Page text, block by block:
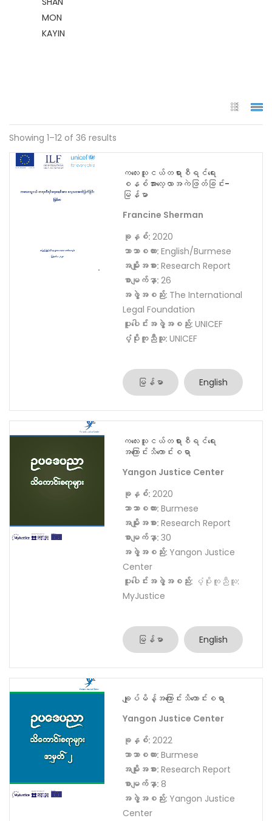
SHAN
MON
ကလေးသူငယ်တရားစီရင်ရေး
စနစ်အားလေ့လာအကဲဖြတ်ခြင်း-
Francine Sherman
ခုနှစ်:
အမျိုးအစား:Research Report
26
အဖွဲ့အစည်း:The International
ပူးပေါင်းအဖွဲ့အစည်း:UNICEF
ပံ့ပိုးကူညီသူ:UNICEF
မြန်မာ
ကလေးသူငယ်တရားစီရင်ရေး
အကြောင်းသိကောင်းစရာ
Yangon Justice Center
ခုနှစ်:
အမျိုးအစား:Research Report
စာမျက်နှာ:
30
အဖွဲ့အစည်း:Yangon Justice
Center
ပူးပေါင်းအဖွဲ့အစည်း:
MyJustice
မြန်မာ English